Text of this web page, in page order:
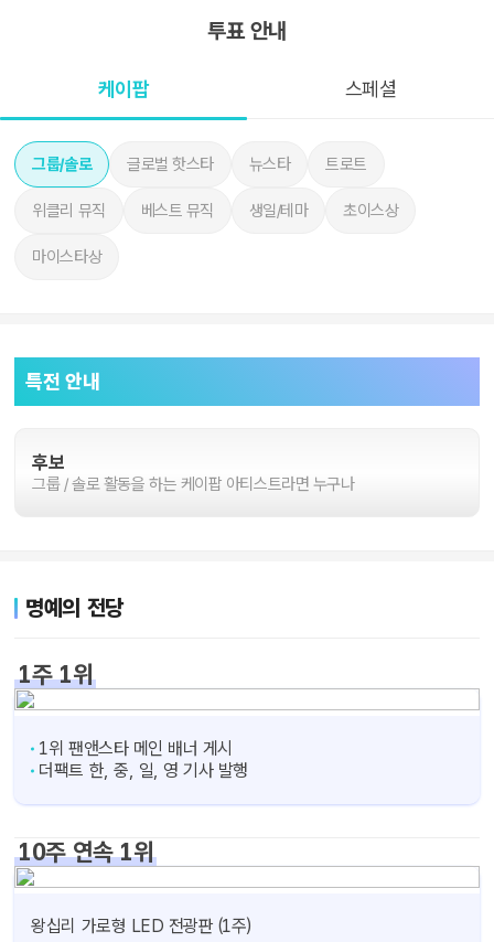
투표 안내
케이팝 스페셜
그룹/솔로 글로벌 핫스타 뉴스타 트로트
위클리 뮤직 베스트 뮤직 생일/테마 초이스상
마이스타상
특전 안내
후보
그룹 / 솔로 활동을 하는 케이팝 아티스트라면 누구나
명예의 전당
1주 1위
1위 팬앤스타 메인 배너 게시
더팩트 한, 중, 일, 영 기사 발행
10주 연속 1위
왕십리 가로형 LED 전광판 (1주)